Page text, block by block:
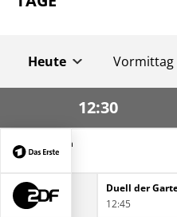
Heute Vormittag
12:30
zum Verlieben
Duell der
12:45